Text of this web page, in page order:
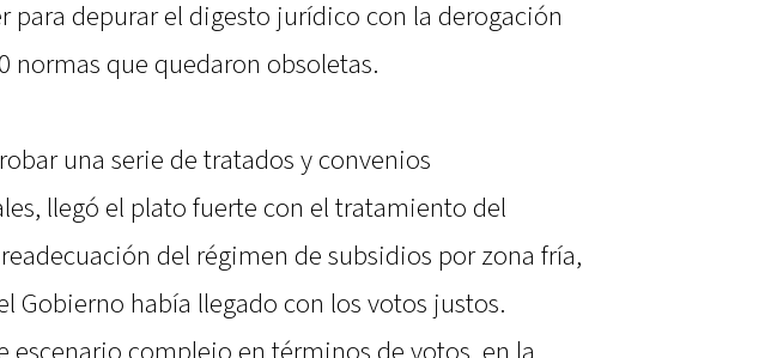
para depurar el digesto jurídico con la derogación
normas que quedaron obsoletas.
una serie de tratados y convenios
llegó el plato fuerte con el tratamiento del
del régimen de subsidios por zona fría,
Gobierno había llegado con los votos justos.